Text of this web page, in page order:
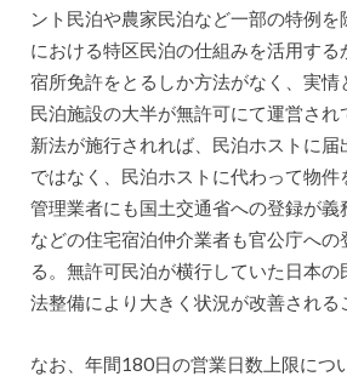
ント民泊や農家民泊など一部の特例を
における特区民泊の仕組みを活用する
宿所免許をとるしか方法がなく、実情
民泊施設の大半が無許可にて運営され
新法が施行されれば、民泊ホストに届
ではなく、民泊ホストに代わって物件
管理業者にも国土交通省への登録が義
などの住宅宿泊仲介業者も官公庁へ
る。無許可民泊が横行していた日本
法整備により大きく状況が改善される
なお、年間180日の営業日数上限につ